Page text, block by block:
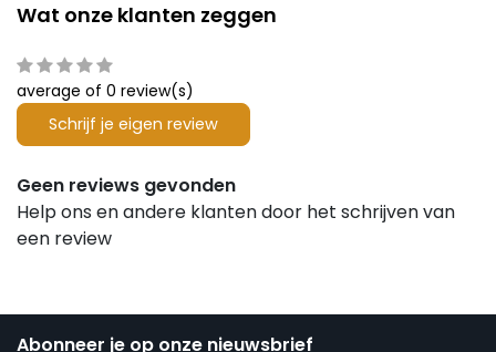
Wat onze klanten zeggen
average of 0 review(s)
Schrijf je eigen review
Geen reviews gevonden
Help ons en andere klanten door het schrijven van
een review
Abonneer je op onze nieuwsbrief